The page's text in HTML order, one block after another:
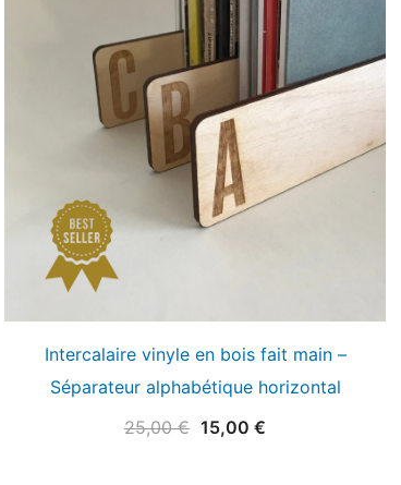
Intercalaire vinyle en bois fait main –
Séparateur alphabétique horizontal
25,00€ Le
15,00 €